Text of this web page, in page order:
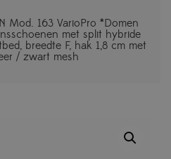
Mod. 163 VarioPro *Domen
met split hybride
breedte F, hak 1,8 cm met
/ zwart mesh